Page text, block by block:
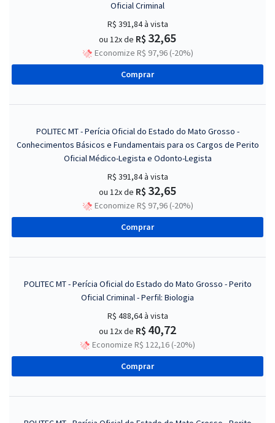
Oficial Criminal
R$ 391,84à vista
ou 12x de R$ 32,65
Economize R$ 97,96 (-20%)
Comprar
POLITEC MT - Perícia Oficial do Estado do Mato Grosso -
Conhecimentos Básicos e Fundamentais para os Cargos de Perito
Oficial Médico-Legista e Odonto-Legista
R$ 391,84à vista
ou 12x de R$ 32,65
Economize R$ 97,96 (-20%)
Comprar
POLITEC MT - Perícia Oficial do Estado do Mato Grosso - Perito
Oficial Criminal - Perfil: Biologia
R$ 488,64à vista
ou 12x de R$ 40,72
Economize R$ 122,16 (-20%)
Comprar